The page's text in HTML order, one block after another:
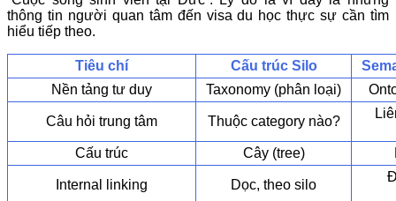
thông tin người quan tâm đến visa du học thực sự cần tìm
hiểu tiếp theo.
Tiêu chí Cấu trúc Silo
Nền tảng tư duy
Taxonomy (phân loại)
Câu hỏi trung tâm Thuộc category nào?
Cấu trúc Cây (tree)
Internal linking Dọc, theo silo